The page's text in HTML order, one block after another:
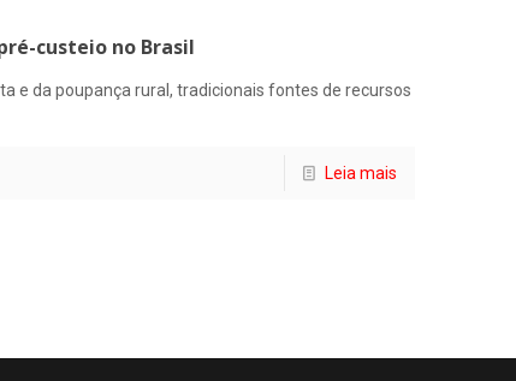
custeio no Brasil
e da poupança rural, tradicionais fontes de recursos
Leia mais